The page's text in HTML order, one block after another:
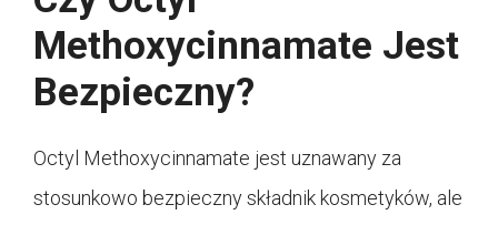
Methoxycinnamate Jest
Bezpieczny?
Octyl Methoxycinnamate jest uznawany za
stosunkowo bezpieczny składnik kosmetyków, ale